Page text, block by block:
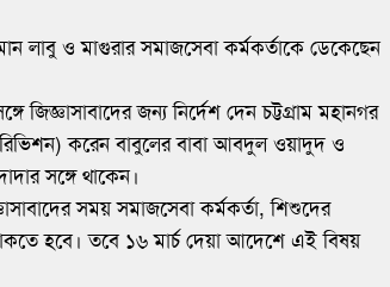
লাবু ও মাগুরার সমাজসেবা কর্মকর্তাকে ডেকেছেন
জন্য নির্দেশ দেন চট্টগ্রাম মহানগর
করেন বাবুলের বাবা আবদুল ওয়াদুদ ও
সঙ্গে থাকেন।
সময় সমাজসেবা কর্মকর্তা, শিশুদের
হবে। তবে ১৬ মার্চ দেয়া আদেশে এই বিষয়